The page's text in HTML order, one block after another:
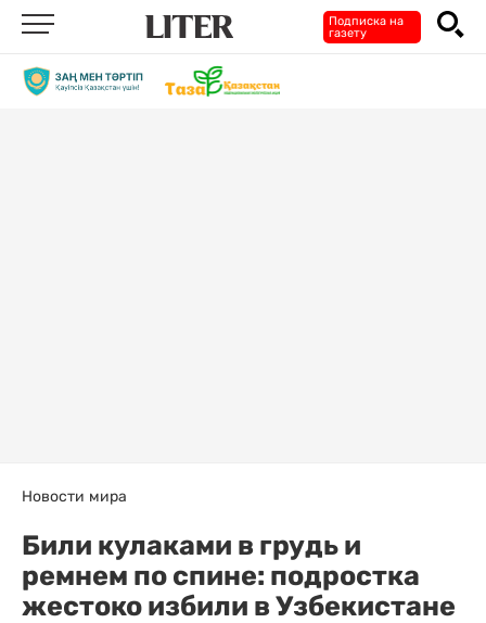
Подписка на
газету
Новости мира
Били кулаками в грудь и
ремнем по спине: подростка
жестоко избили в Узбекистане